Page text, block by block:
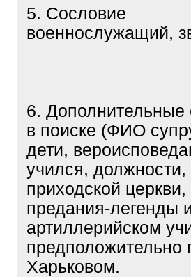
5. Сословие
военнослужащий,
6.
в поиске (ФИО
дети,
учился,
приходской
предания-легенды
артиллерийском
предположительно
Харьковом.